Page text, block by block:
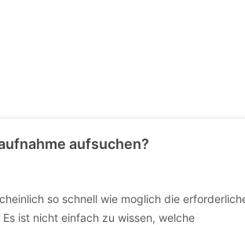
aufsuchen?
so schnell wie moglich die
ist nicht einfach zu wissen, welche